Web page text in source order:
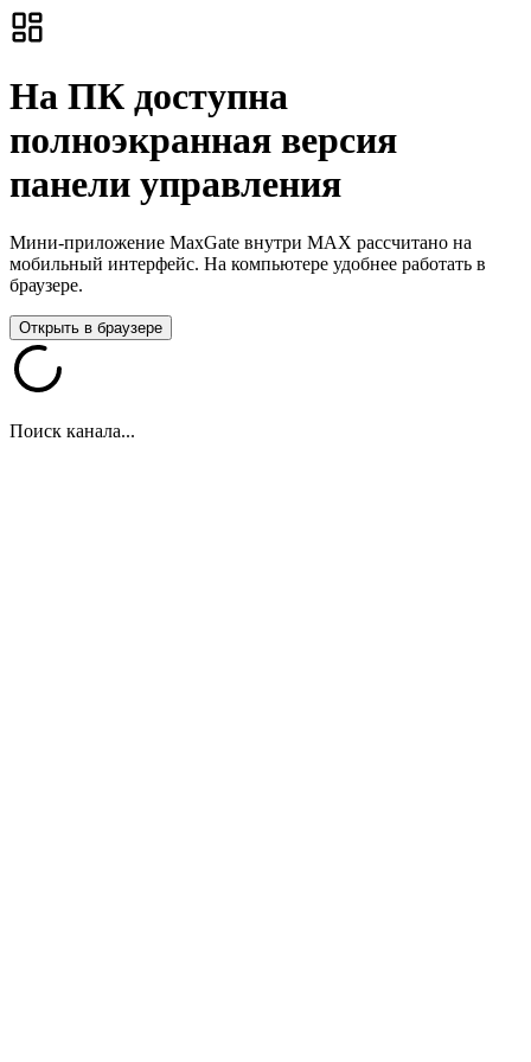
На ПК доступна
полноэкранная версия
панели управления
Мини-приложение MaxGate внутри MAX рассчитано на
мобильный интерфейс. На компьютере удобнее работать в
браузере.
Открыть в браузере
Поиск канала...